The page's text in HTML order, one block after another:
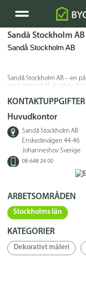
Sandå Stockholm AB
Sandå Stockholm AB
Sandå Stockholm AB – en
med omnejd. Vi är ett av de
över att erbjuda våra kunder
KONTAKTUPPGIFTER
Huvudkontor
Sandå Stockholm AB
Enskedevägen 44-46
Johanneshov Sverige
08-648 24 00
ARBETSOMRÅDEN
Stockholms län
KATEGORIER
Dekorativt måleri